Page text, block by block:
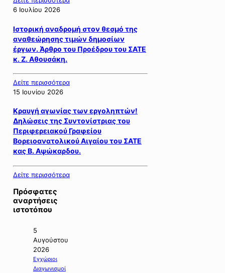
6 Ιουλίου 2026
Ιστορική αναδρομή στον θεσμό της
αναθεώρησης τιμών δημοσίων
έργων. Άρθρο του Προέδρου του ΣΑΤΕ
κ. Ζ. Αθουσάκη.
Δείτε περισσότερα
15 Ιουνίου 2026
Κραυγή αγωνίας των εργοληπτών!
Δηλώσεις της Συντονίστριας του
Περιφερειακού Γραφείου
Βορειοανατολικού Αιγαίου του ΣΑΤΕ
κας Β. Αψώκαρδου.
Δείτε περισσότερα
Πρόσφατες
αναρτήσεις
ιστοτόπου
5
Αυγούστου
2026
Εγχώριοι
Διαγωνισμοί